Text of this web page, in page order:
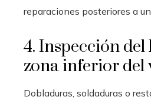
reparaciones posteriores a
4. Inspección
zona inferior del
Dobladuras, soldaduras o